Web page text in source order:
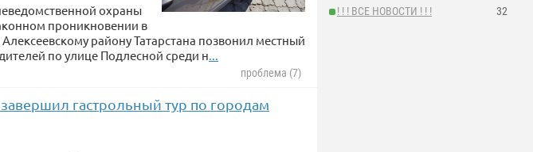
! ! ! ВСЕ НОВОСТИ ! ! ! 32
охраны
проникновении в
району Татарстана позвонил местный
по улице Подлесной среди н...
проблема (7)
гастрольный тур по городам